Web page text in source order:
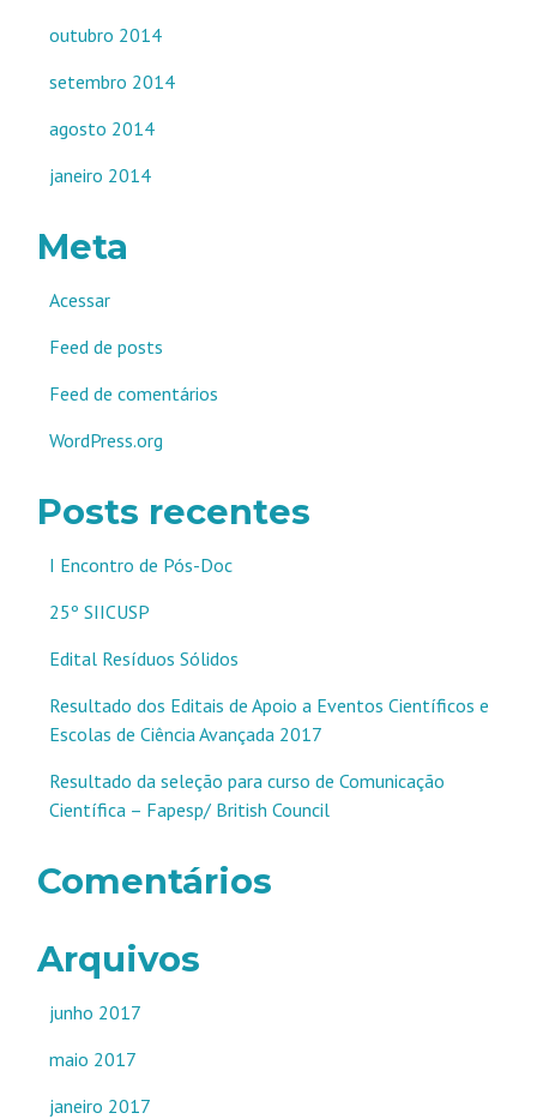
outubro 2014
setembro 2014
agosto 2014
janeiro 2014
Meta
Acessar
Feed de posts
Feed de comentários
WordPress.org
Posts recentes
I Encontro de Pós-Doc
25º SIICUSP
Edital Resíduos Sólidos
Resultado dos Editais de Apoio a Eventos Científicos e
Escolas de Ciência Avançada 2017
Resultado da seleção para curso de Comunicação
Científica – Fapesp/ British Council
Comentários
Arquivos
junho 2017
maio 2017
janeiro 2017